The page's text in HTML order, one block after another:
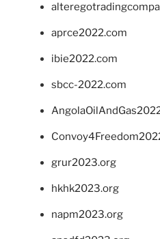
aprce2022.com
ibie2022.com
sbcc-2022.com
grur2023.org
hkhk2023.org
napm2023.org